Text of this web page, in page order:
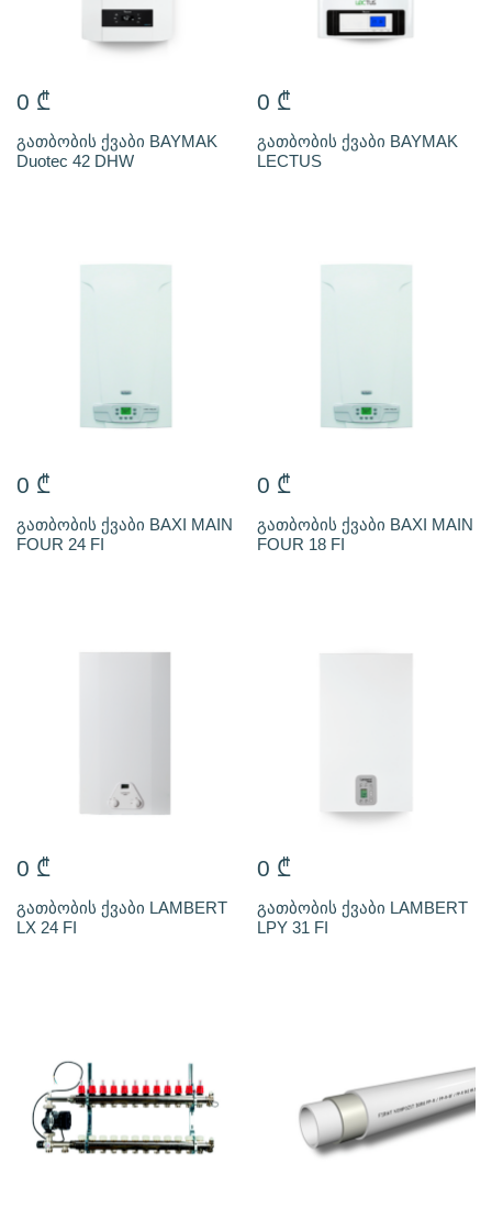
0 ₾
გათბობის ქვაბი BAYMAK
Duotec 42 DHW
0 ₾
გათბობის ქვაბი BAYMAK
LECTUS
0 ₾
გათბობის ქვაბი BAXI MAIN
FOUR 24 FI
0 ₾
გათბობის ქვაბი BAXI MAIN
FOUR 18 FI
0 ₾
გათბობის ქვაბი LAMBERT
LX 24 FI
0 ₾
გათბობის ქვაბი LAMBERT
LPY 31 FI